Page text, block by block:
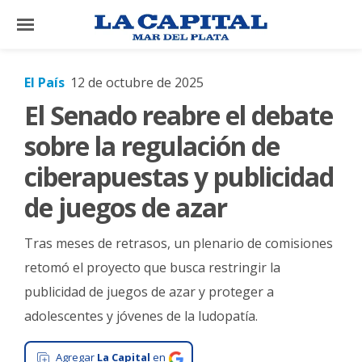
×
El
Mundo
La
Cultura
Tecnología
Gastronomía
Salud
El País 12 de octubre de 2025
El Senado reabre el debate
sobre la regulación de
ciberapuestas y publicidad
de juegos de azar
Tras meses de retrasos, un plenario de comisiones
retomó el proyecto que busca restringir la
publicidad de juegos de azar y proteger a
adolescentes y jóvenes de la ludopatía.
Agregar La Capital en